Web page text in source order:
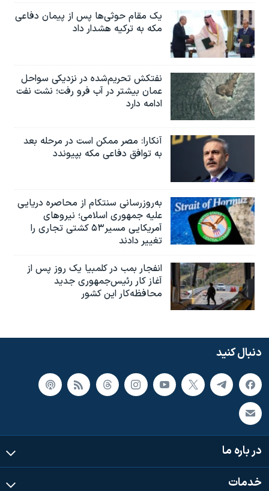
یک مقام حوثی‌ها پس از پیمان دفاعی
مکه به ترکیه هشدار داد
نفتکش تحریم‌شده در نزدیکی سواحل
عمان بیشتر در آب فرو رفت؛ نشت نفت
ادامه دارد
آنکارا: مصر ممکن است در مرحله بعد
به توافق دفاعی مکه بپیوندد
به‌روزرسانی سنتکام از محاصره دریایی
علیه جمهوری اسلامی؛ نیروهای
آمریکایی مسیر۵۳ کشتی تجاری را
تغییر دادند
انفجار بمب‌‌ در کلمبیا یک روز پس از
آغاز کار رئیس‌جمهوری جدید
محافظه‌کار این کشور
دنبال کنید
در باره ما
خدمات